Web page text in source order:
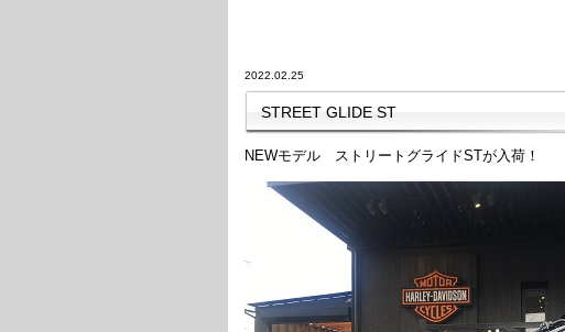
2022.02.25
STREET GLIDE ST
NEWモデル ストリートグライドSTが入荷！